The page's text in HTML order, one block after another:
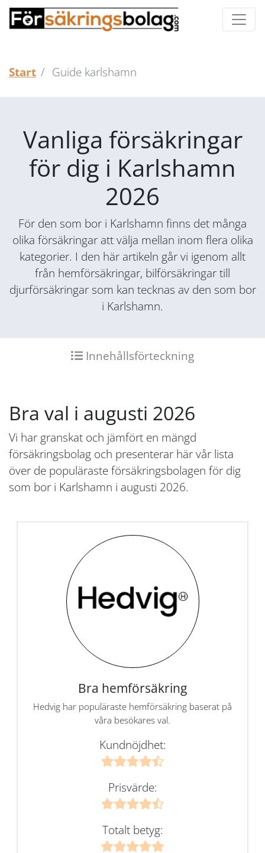
Start Guide karlshamn
Vanliga försäkringar
för dig i Karlshamn
2026
För den som bor i Karlshamn finns det många
olika försäkringar att välja mellan inom flera olika
kategorier. I den här artikeln går vi igenom allt
från hemförsäkringar, bilförsäkringar till
djurförsäkringar som kan tecknas av den som bor
i Karlshamn.
Innehållsförteckning
Bra val i augusti 2026
Vi har granskat och jämfört en mängd
försäkringsbolag och presenterar här vår lista
över de populäraste försäkringsbolagen för dig
som bor i Karlshamn i augusti 2026.
Bra hemförsäkring
Hedvig har populäraste hemförsäkring baserat på
våra besökares val.
Kundnöjdhet:
Prisvärde:
Totalt betyg: